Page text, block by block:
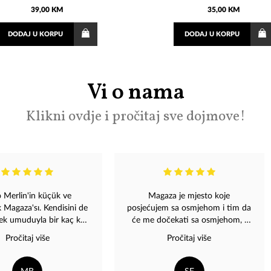
39,00 KM
DODAJU KORPU
35,00 KM
DODAJ U KORPU
Vi o nama
Klikni ovdje i pročitaj sve dojmove!
Merlin'in küçük ve
Kendisini de
umuduyla bir kaç kez
ancak şanssızdım, denk
ve hediyelik pek
çeşidi bulabilirsiniz.
Pročitaj više
Magaza je mjesto koje
posjećujem sa osmjehom i tim da
će me dočekati sa osmjehom, i
lijepom riječi... Uvijek imam
osjećaj da sam dobrodošla bilo
kad ????Jako profesionalni, i
izuzetno ljubazni ???? Slobodno
Pročitaj više